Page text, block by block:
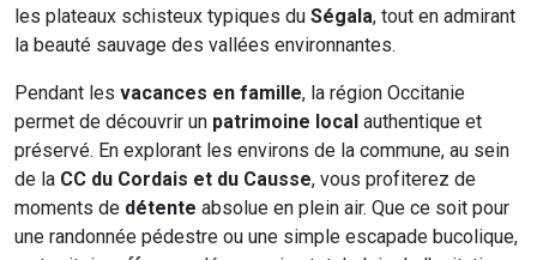
les plateaux schisteux typiques du Ségala, tout en admirant
la beauté sauvage des vallées environnantes.
Pendant les vacances en famille, la région Occitanie
permet de découvrir un patrimoine local authentique et
préservé. En explorant les environs de la commune, au sein
de la CC du Cordais et du Causse, vous profiterez de
moments de détente absolue en plein air. Que ce soit pour
une randonnée pédestre ou une simple escapade bucolique,